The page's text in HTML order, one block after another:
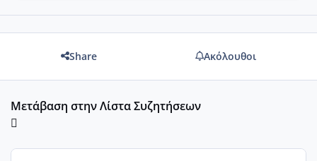
Share Ακόλουθοι
Μετάβαση στην Λίστα Συζητήσεων